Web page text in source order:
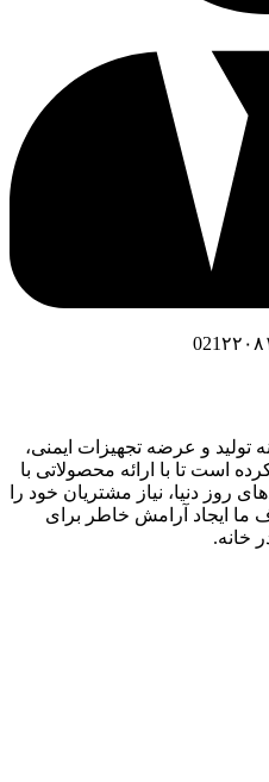
تولید و عرضه تجهیزات ایمنی،
است تا با ارائه محصولاتی با
روز دنیا، نیاز مشتریان خود را
ما ایجاد آرامش خاطر برای
خانه.